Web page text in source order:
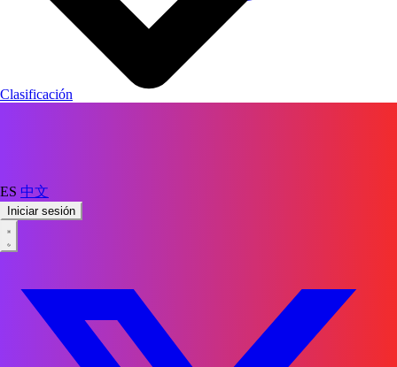
ES 中文
Iniciar sesión
Clasificación